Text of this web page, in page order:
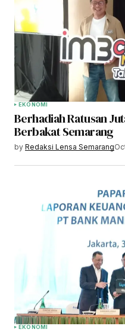
EKONOMI
Berhadiah Ratusan
Berbakat Semarang
by Redaksi Lensa Semarang
EKONOMI